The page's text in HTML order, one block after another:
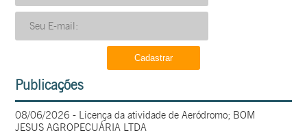
Publicações
08/06/2026 - Licença da atividade de Aeródromo; BOM
JESUS AGROPECUÁRIA LTDA